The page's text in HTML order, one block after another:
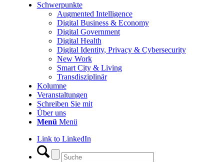
Schwerpunkte
Augmented Intelligence
Digital Business & Economy
Digital Government
Digital Health
Digital Identity, Privacy & Cybersecurity
New Work
Smart City & Living
Transdisziplinär
Kolumne
Veranstaltungen
Schreiben Sie mit
Über uns
Menü Menü
Link to LinkedIn